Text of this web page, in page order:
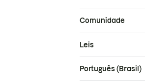
Comunidade
Leis
Português (Brasil)